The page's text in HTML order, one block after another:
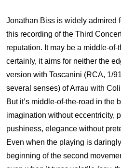
Jonathan Biss is widely admired
this recording of the Third
reputation. It may be a middle-of-
certainly, it aims for neither the
version with Toscanini (RCA, 1/
several senses) of Arrau with
But it’s middle-of-the-road in the
imagination without eccentricity,
pushiness, elegance without
Even when the playing is
beginning of the second